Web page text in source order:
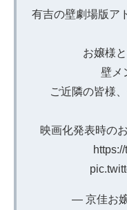
有吉の壁劇場版ア
お嬢様
壁メ
ご近隣の皆様
映画化発表時の
— 京佳お